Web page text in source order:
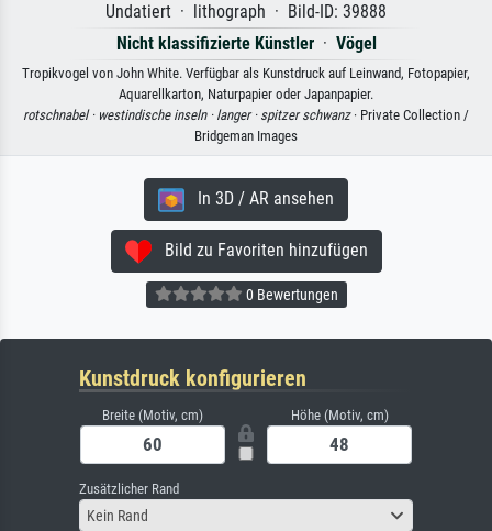
Undatiert · lithograph · Bild-ID: 39888
Nicht klassifizierte Künstler· Vögel
Tropikvogel von John White. Verfügbar als Kunstdruck auf Leinwand, Fotopapier,
Aquarellkarton, Naturpapier oder Japanpapier.
rotschnabel · westindische inseln · langer · spitzer schwanz· Private Collection /
Bridgeman Images
In 3D / AR ansehen
Bild zu Favoriten hinzufügen
0 Bewertungen
Kunstdruck konfigurieren
Breite (Motiv, cm) Höhe (Motiv, cm)
Zusätzlicher Rand
Kein Rand